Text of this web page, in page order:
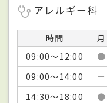
アレルギー科
時間 月
09:00～12:00
●
09:00～14:00
－
14:30～18:00
●